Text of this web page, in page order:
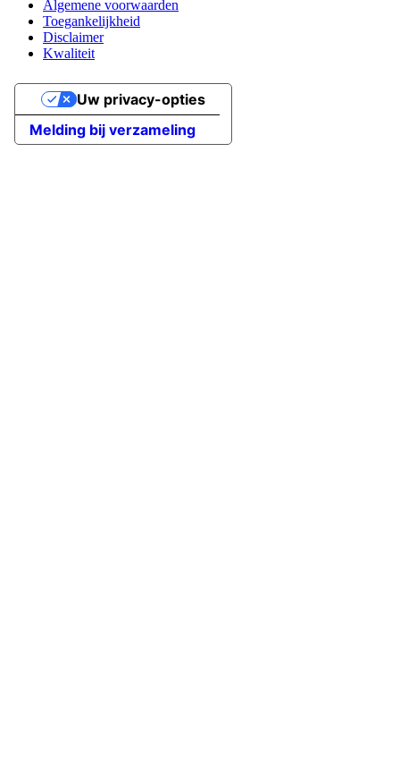
Algemene voorwaarden
Toegankelijkheid
Disclaimer
Kwaliteit
Melding bij verzameling
Uw privacy-opties